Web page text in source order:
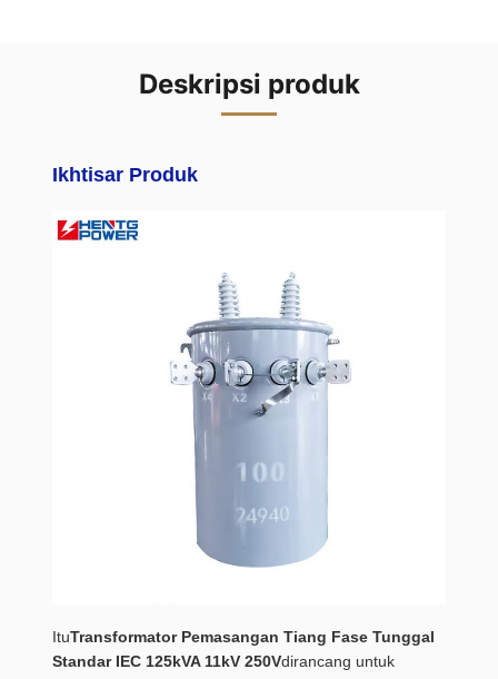
Deskripsi produk
Ikhtisar Produk
ItuTransformator Pemasangan Tiang Fase Tunggal
Standar IEC 125kVA 11kV 250Vdirancang untuk